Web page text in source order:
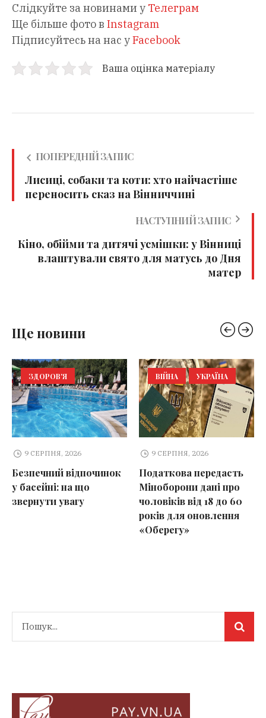
Слідкуйте за новинами у Телеграм
Ще більше фото в Instagram
Підписуйтесь на нас уFacebook
Ваша оцінка матеріалу
ПОПЕРЕДНІЙ ЗАПИС
Лисиці, собаки та коти: хто найчастіше
переносить сказ на Вінниччині
НАСТУПНИЙ ЗАПИС
Кіно, обійми та дитячі усмішки: у Вінниці
влаштували свято для матусь до Дня
матер
Ще новини
ЗДОРОВ'Я
9 СЕРПНЯ, 2026
Безпечний відпочинок
у басейні: на що
звернути увагу
ВІЙНА УКРАЇНА
9 СЕРПНЯ, 2026
Податкова передасть
Міноборони дані про
чоловіків від 18 до 60
років для оновлення
«Оберегу»